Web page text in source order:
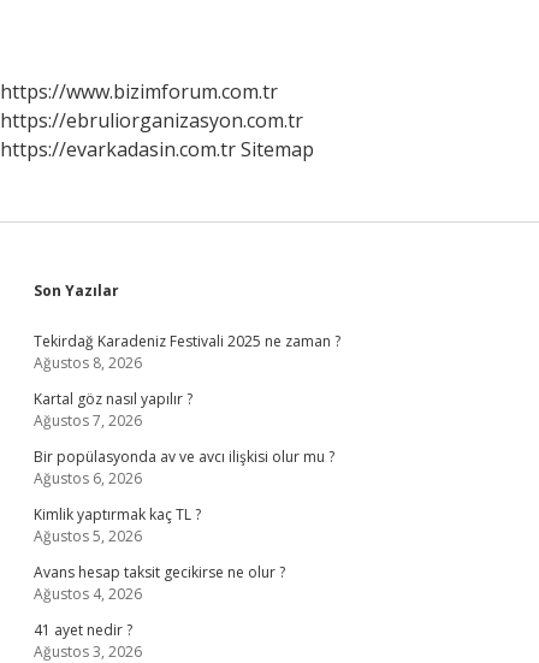
https://www.bizimforum.com.tr
https://ebruliorganizasyon.com.tr
https://evarkadasin.com.trSitemap
Sidebar
Son Yazılar
Tekirdağ Karadeniz Festivali 2025 ne zaman ?
Ağustos 8, 2026
Kartal göz nasıl yapılır ?
Ağustos 7, 2026
Bir popülasyonda av ve avcı ilişkisi olur mu ?
Ağustos 6, 2026
Kimlik yaptırmak kaç TL ?
Ağustos 5, 2026
Avans hesap taksit gecikirse ne olur ?
Ağustos 4, 2026
41 ayet nedir ?
Ağustos 3, 2026